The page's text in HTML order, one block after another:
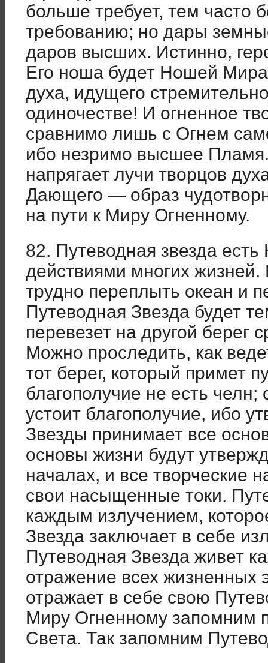
больше требует, тем часто
требованию; но дары
даров высших. Истинно,
Его ноша будет Ношей
духа, идущего
одиночестве! И огненное
сравнимо лишь с Огнем
ибо незримо высшее
напрягает лучи творцов
Дающего — образ
на пути к Миру Огненному.
82. Путеводная звезда
действиями многих жизней.
трудно переплыть океан и
Путеводная Звезда будет
перевезет на другой берег
Можно проследить, как
тот берег, который примет
благополучие не есть
устоит благополучие, ибо
Звезды принимает все
основы жизни будут
началах, и все творческие
свои насыщенные токи.
каждым излучением,
Звезда заключает в себе
Путеводная Звезда живет
отражение всех жизненных
отражает в себе свою
Миру Огненному запомним
Света. Так запомним